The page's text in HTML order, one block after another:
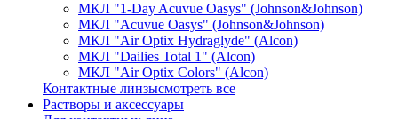
МКЛ "1-Day Acuvue Oasys" (Johnson&Johnson)
МКЛ "Acuvue Oasys" (Johnson&Johnson)
МКЛ "Air Optix Hydraglyde" (Alcon)
МКЛ "Dailies Total 1" (Alcon)
МКЛ "Air Optix Colors" (Alcon)
Контактные линзысмотреть все
Растворы и аксессуары